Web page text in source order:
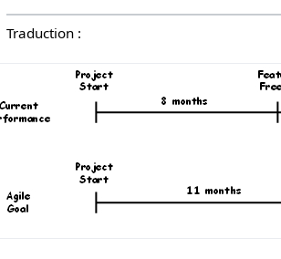
Traduction :